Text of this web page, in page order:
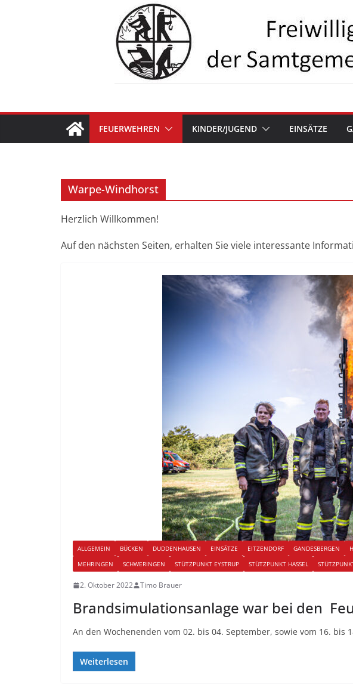
FEUERWEHREN KINDER/JUGEND EINSÄTZE
Warpe-Windhorst
Herzlich Willkommen!
Auf den nächsten Seiten, erhalten Sie viele interessante
ALLGEMEIN BÜCKEN DUDDENHAUSEN EINSÄTZE EITZENDORF GANDESBERGEN
MEHRINGEN
SCHWERINGEN STÜTZPUNKT EYSTRUP STÜTZPUNKT HASSEL
2. Oktober 2022 Timo Brauer
Brandsimulationsanlage war bei den
An den Wochenenden vom 02. bis 04. September, sowie vom 16.
Weiterlesen